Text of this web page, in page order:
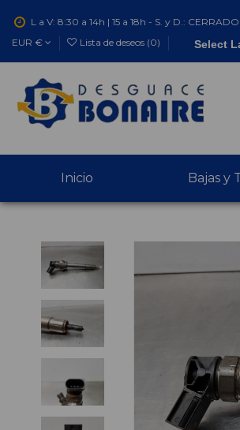
L a V: 8:30 a 14h | 15 a 18h - S. y D.: CERRADO
EUR €
Lista de deseos (0) Select
Inicio Bajas y